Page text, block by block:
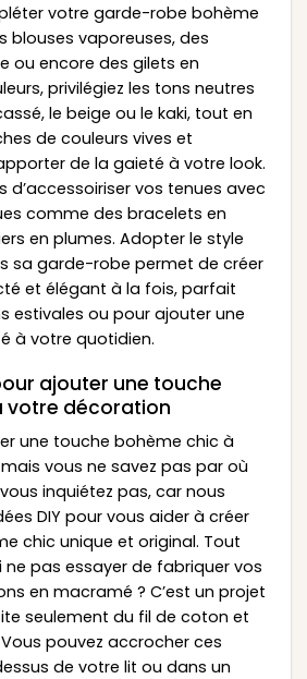
votre garde-robe bohème
blouses vaporeuses, des
ou encore des gilets en
privilégiez les tons neutres
le beige ou le kaki, tout en
de couleurs vives et
de la gaieté à votre look.
d’accessoiriser vos tenues avec
comme des bracelets en
en plumes. Adopter le style
sa garde-robe permet de créer
et élégant à la fois, parfait
estivales ou pour ajouter une
à votre quotidien.
ajouter une touche
votre décoration
une touche bohème chic à
vous ne savez pas par où
inquiétez pas, car nous
DIY pour vous aider à créer
chic unique et original. Tout
ne pas essayer de fabriquer vos
en macramé ? C’est un projet
seulement du fil de coton et
pouvez accrocher ces
de votre lit ou dans un